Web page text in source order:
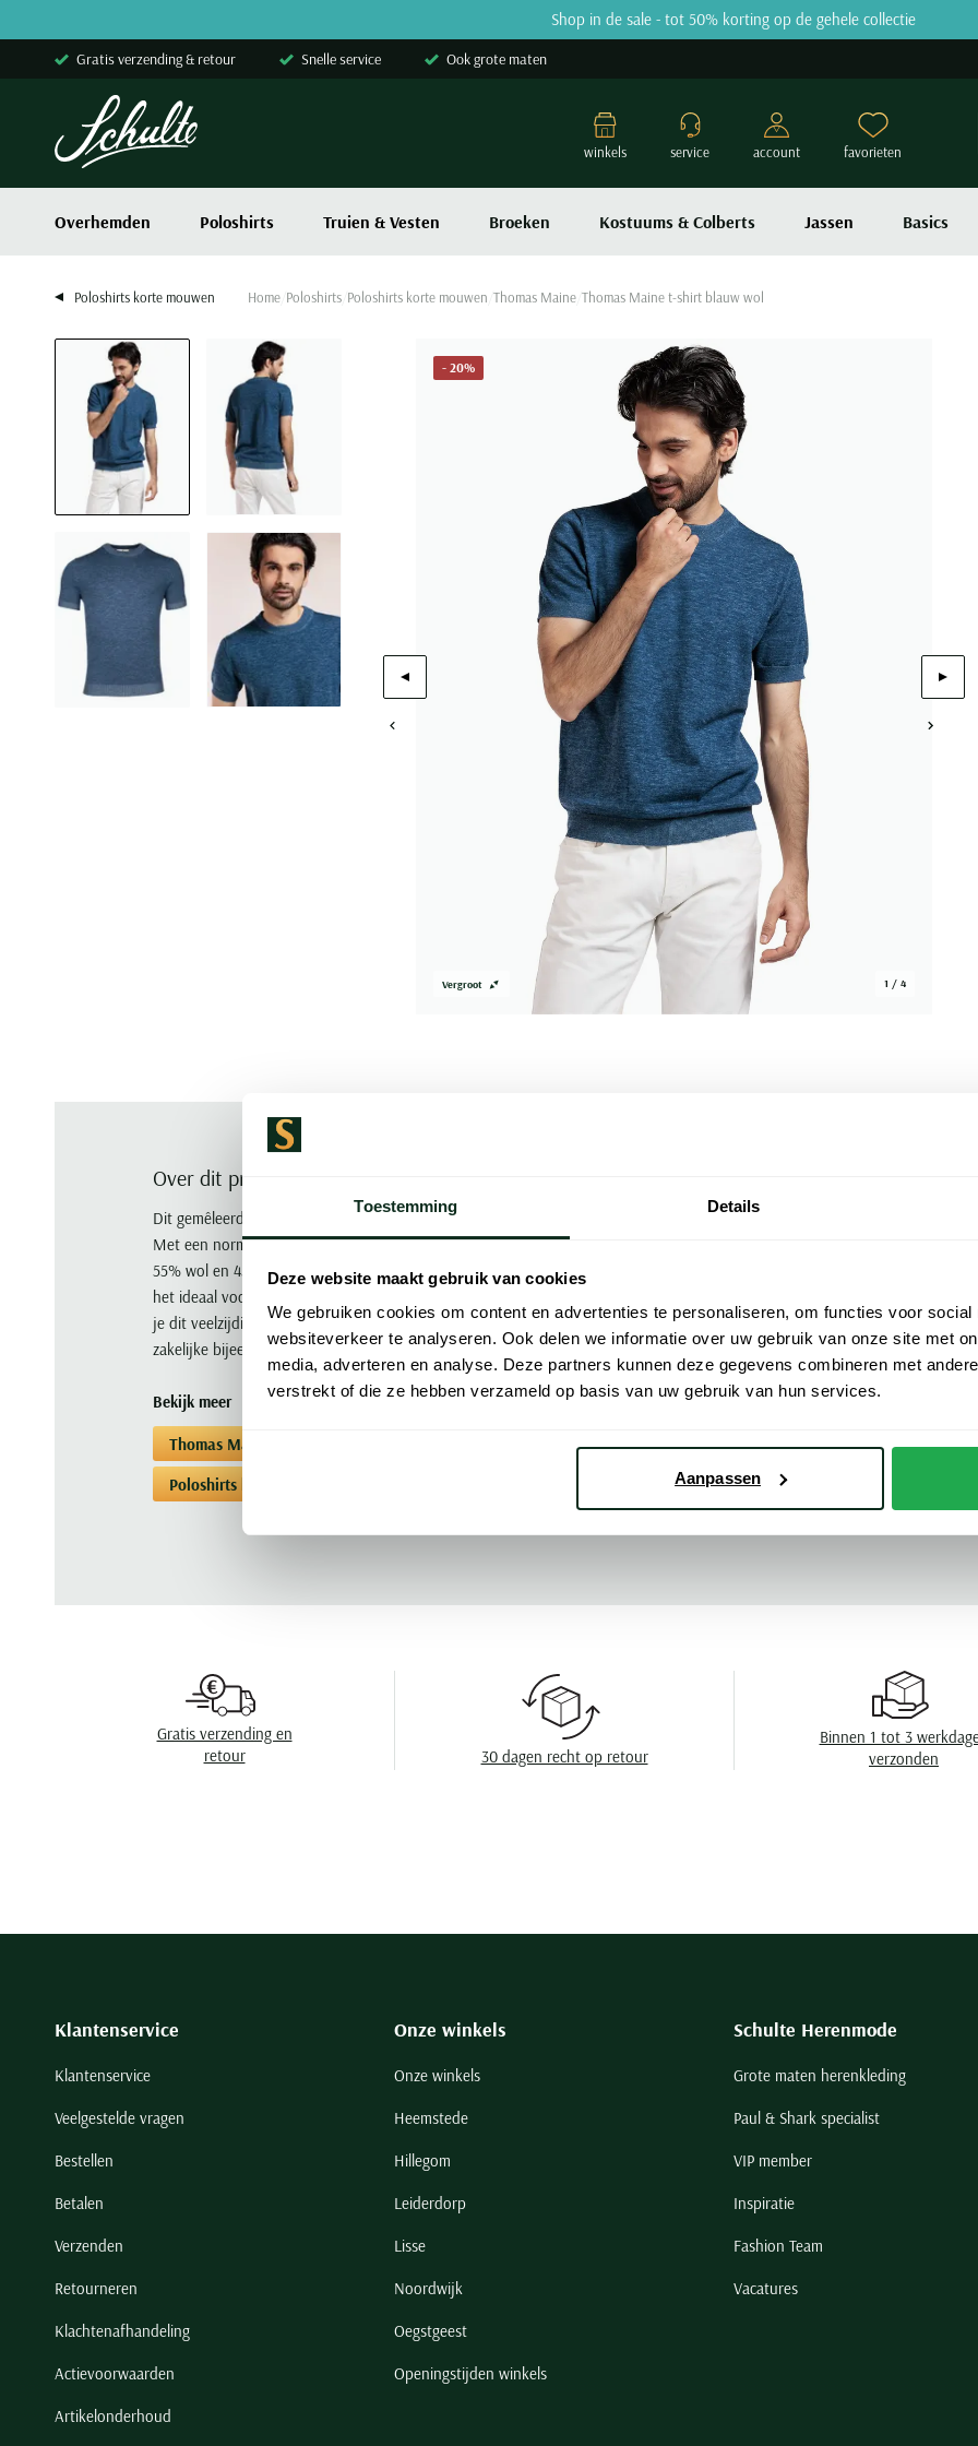
Toestemming Details
Deze website maakt gebruik van cookies
We gebruiken cookies om content en advertenties te personaliseren, om functies voor social
websiteverkeer te analyseren. Ook delen we informatie over uw gebruik van onze site met
media, adverteren en analyse. Deze partners kunnen deze gegevens combineren met
verstrekt of die ze hebben verzameld op basis van uw gebruik van hun services.
Aanpassen
Shop in de sale - tot 50% korting op de gehele collectie
Gratis verzending & retour Snelle service Ook grote maten
Overhemden Poloshirts Truien & Vesten Broeken Kostuums & Colberts Jassen Basics
winkels service account favorieten
Poloshirts korte mouwen Home Poloshirts Poloshirts korte mouwen Thomas Maine Thomas Maine t-shirt blauw wol
Vergroot 1 / 4
- 20%
Over dit product
Dit gemêleerde poloshirt van Thomas Maine is een stijlvolle keuze voor de modebewuste man.
Met een normale fit en een ronde hals biedt het een comfortabele pasvorm. Gemaakt van
55% wol en 45% linnen is het perfect voor de warmere maanden. De korte mouwen maken
het ideaal voor een casual dag op kantoor of een ontspannen weekenduitje. Stel je voor dat
je dit veelzijdige shirt draagt tijdens een zomerse lunch met vrienden of een informele
zakelijke bijeenkomst.
Bekijk meer
Thomas Maine
Poloshirts korte mouwen Thomas Maine
Merk
Materiaal
Pasvorm
Design
Gratis verzending en
retour
30 dagen recht op retour
Binnen 1 tot 3
verzonden
Klantenservice
Klantenservice
Veelgestelde vragen
Bestellen
Betalen
Verzenden
Retourneren
Klachtenafhandeling
Actievoorwaarden
Artikelonderhoud
Onze winkels
Onze winkels
Heemstede
Hillegom
Leiderdorp
Lisse
Noordwijk
Oegstgeest
Openingstijden winkels
Schulte Herenmode
Grote maten herenkleding
Paul & Shark specialist
VIP member
Inspiratie
Fashion Team
Vacatures